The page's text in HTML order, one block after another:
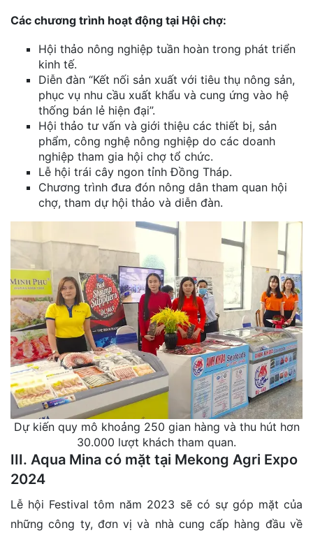
Các chương trình hoạt động tại Hội chợ:
Hội thảo nông nghiệp tuần hoàn trong phát triển
kinh tế.
Diễn đàn “Kết nối sản xuất với tiêu thụ nông sản,
phục vụ nhu cầu xuất khẩu và cung ứng vào hệ
thống bán lẻ hiện đại”.
Hội thảo tư vấn và giới thiệu các thiết bị, sản
phẩm, công nghệ nông nghiệp do các doanh
nghiệp tham gia hội chợ tổ chức.
Lễ hội trái cây ngon tỉnh Đồng Tháp.
Chương trình đưa đón nông dân tham quan hội
chợ, tham dự hội thảo và diễn đàn.
Dự kiến quy mô khoảng 250 gian hàng và thu hút hơn
30.000 lượt khách tham quan.
III. Aqua Mina có mặt tại Mekong Agri Expo
2024
Lễ hội Festival tôm năm 2023 sẽ có sự góp mặt của
những công ty, đơn vị và nhà cung cấp hàng đầu về